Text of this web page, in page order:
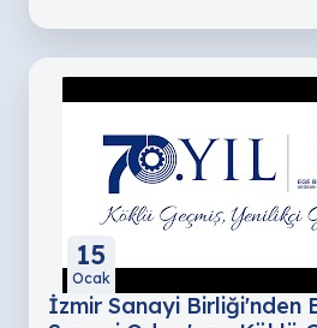
15
Ocak
İzmir Sanayi Birliği'nden